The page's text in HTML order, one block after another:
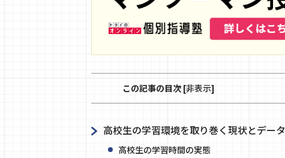
この記事の目次 [非表示]
高校生の学習環境を取り巻く現状とデータ
高校生の学習時間の実態